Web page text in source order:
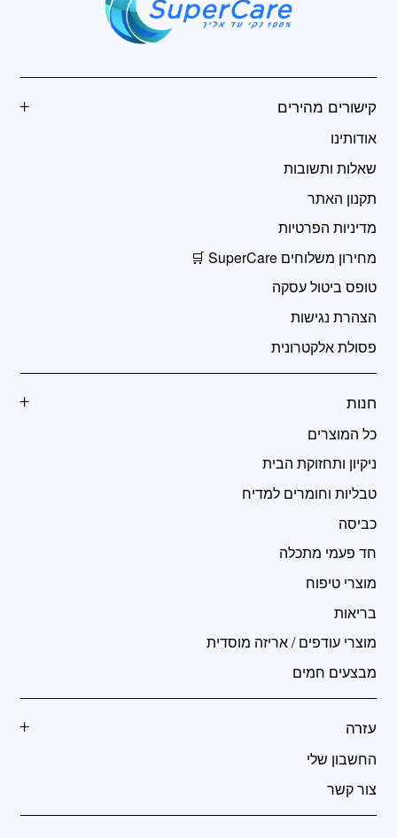
קישורים מהירים
אודותינו
שאלות ותשובות
תקנון האתר
מדיניות הפרטיות
מחירון משלוחים SuperCare 🛒
טופס ביטול עסקה
הצהרת נגישות
פסולת אלקטרונית
חנות
כל המוצרים
ניקיון ותחזוקת הבית
טבליות וחומרים למדיח
כביסה
חד פעמי מתכלה
מוצרי טיפוח
בריאות
מוצרי עודפים / אריזה מוסדית
מבצעים חמים
עזרה
החשבון שלי
צור קשר